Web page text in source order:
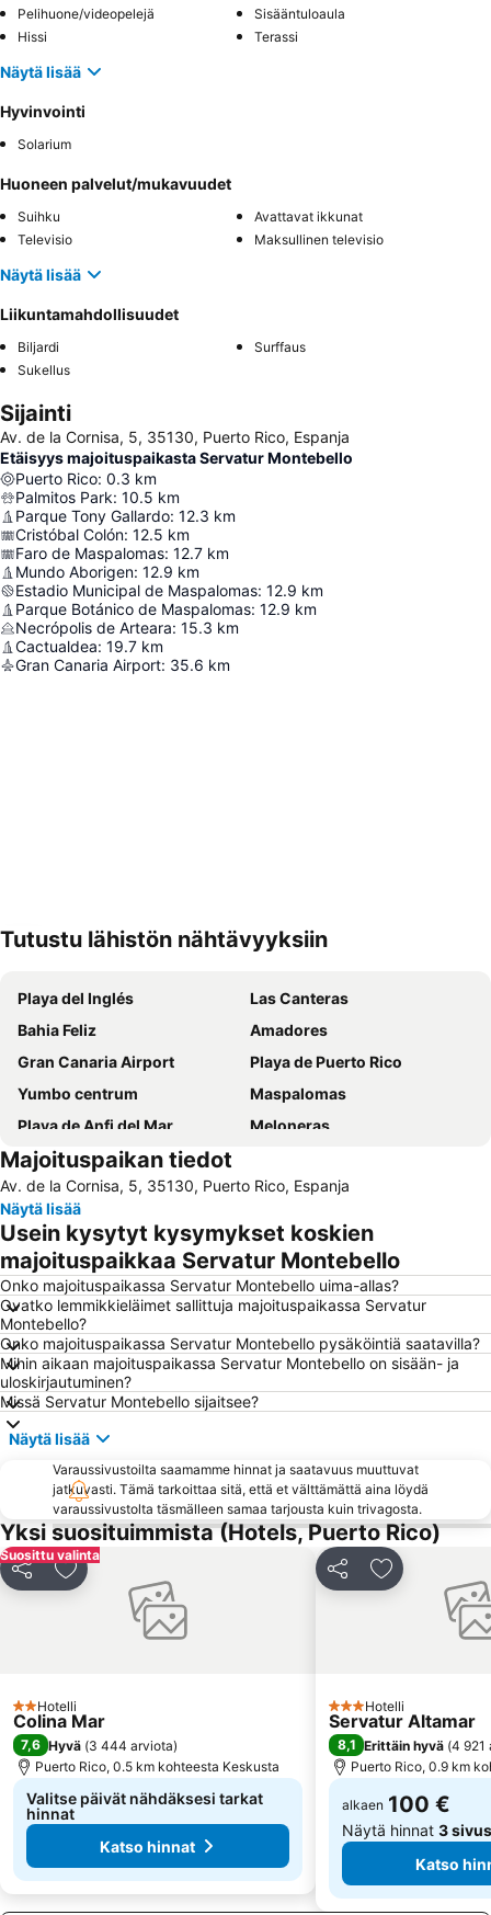
Pelihuone/videopelejä
Sisääntuloaula
Hissi
Terassi
Näytä lisää
Hyvinvointi
Solarium
Huoneen palvelut/mukavuudet
Suihku
Avattavat ikkunat
Televisio
Maksullinen televisio
Näytä lisää
Liikuntamahdollisuudet
Biljardi
Surffaus
Sukellus
Sijainti
Av. de la Cornisa, 5, 35130, Puerto Rico, Espanja
Etäisyys majoituspaikasta Servatur Montebello
Puerto Rico: 0.3 km
Palmitos Park: 10.5 km
Parque Tony Gallardo: 12.3 km
Cristóbal Colón: 12.5 km
Faro de Maspalomas: 12.7 km
Mundo Aborigen: 12.9 km
Estadio Municipal de Maspalomas: 12.9 km
Parque Botánico de Maspalomas: 12.9 km
Necrópolis de Arteara: 15.3 km
Cactualdea: 19.7 km
Gran Canaria Airport: 35.6 km
Tutustu lähistön nähtävyyksiin
Playa del Inglés
Las Canteras
Bahia Feliz
Amadores
Gran Canaria Airport
Playa de Puerto Rico
Yumbo centrum
Maspalomas
Playa de Anfi del Mar
Meloneras
Aeropuerto Internacional de Gran Canaria
Parque Santa Catalina
Taurito
Playa de Mogán
Faro de Maspalomas
Maspalomas Golf
Gran Casino Costa Meloneras
Playa de San Agustín
Mercado Del Puerto
Arguineguín
Muralla de Las Palmas de Gran Canaria
Las Palmas
Puerto de Mogan
Las Dunas de Maspalomas
Aqualand Maspalomas
Playa del Sol
Lago Taurito Oasis
Plaza de Santa Ana
Paseo De Las Canteras
Las Palmeras Golf Sport Urban Resort
Auditorio Alfredo Kraus
Paseo por la playa de Las Canteras
Puerto de las Nieves
Melenara
Carnaval de Las Palmas de Gran Canaria
Iglesia de San Agustín
Rimini
Templo Ecuménico San Salvador
Centro Comercial Las Arenas
Puerto de Arguineguin
Holiday World
Gran Canaria Stadium
Majoituspaikan tiedot
Av. de la Cornisa, 5, 35130, Puerto Rico, Espanja
Näytä lisää
Usein kysytyt kysymykset koskien
majoituspaikkaa Servatur Montebello
Onko majoituspaikassa Servatur Montebello uima-allas?
Ovatko lemmikkieläimet sallittuja majoituspaikassa Servatur
Montebello?
Onko majoituspaikassa Servatur Montebello pysäköintiä saatavilla?
Mihin aikaan majoituspaikassa Servatur Montebello on sisään- ja
uloskirjautuminen?
Missä Servatur Montebello sijaitsee?
Näytä lisää
Varaussivustoilta saamamme hinnat ja saatavuus muuttuvat
jatkuvasti. Tämä tarkoittaa sitä, että et välttämättä aina löydä
varaussivustolta täsmälleen samaa tarjousta kuin trivagosta.
Yksi suosituimmista (Hotels, Puerto Rico)
Suosittu valinta
Jaa Lisää suosikkeihin
2 Tähtiluokitus
Hotelli
Colina Mar
7,6 Hyvä (3 444 arviota)
Puerto Rico, 0.5 km kohteesta Keskusta
Valitse päivät nähdäksesi tarkat
hinnat
Katso hinnat
Jaa Lisää
3 Tähtiluokitus
Hotelli
Servatur Altamar
8,1 Erittäin hyvä (4 921
Puerto Rico, 0.9 km
alkaen 100 €
Näytä hinnat 3
Katso